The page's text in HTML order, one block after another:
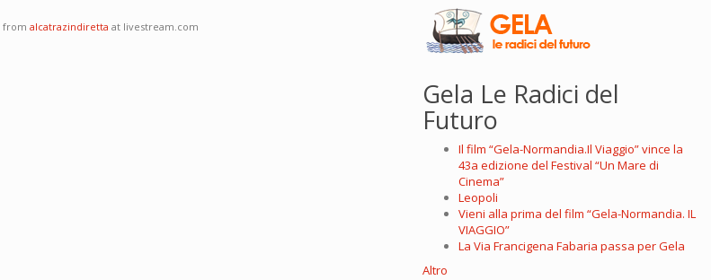
from alcatrazindiretta at livestream.com
Gela Le Radici del
Futuro
Il film “Gela-Normandia.Il Viaggio” vince la
43a edizione del Festival “Un Mare di
Cinema”
Leopoli
Vieni alla prima del film “Gela-Normandia. IL
VIAGGIO”
La Via Francigena Fabaria passa per Gela
Altro